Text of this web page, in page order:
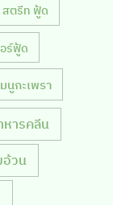
สตรีท ฟู้ด
ร์ฟู้ด
มนูกะเพรา
หารคลีน
อ้วน